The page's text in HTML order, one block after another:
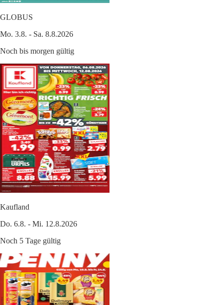
GLOBUS
Mo. 3.8. - Sa. 8.8.2026
Noch bis morgen gültig
Kaufland
Do. 6.8. - Mi. 12.8.2026
Noch 5 Tage gültig